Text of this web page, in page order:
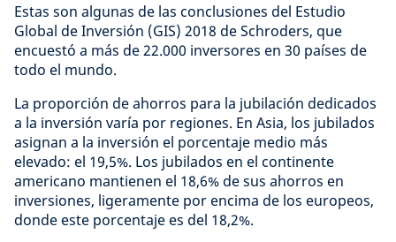
Estas son algunas de las conclusiones del Estudio
Global de Inversión (GIS) 2018 de Schroders, que
encuestó a más de 22.000 inversores en 30 países de
todo el mundo.
La proporción de ahorros para la jubilación dedicados
a la inversión varía por regiones. En Asia, los jubilados
asignan a la inversión el porcentaje medio más
elevado: el 19,5%. Los jubilados en el continente
americano mantienen el 18,6% de sus ahorros en
inversiones, ligeramente por encima de los europeos,
donde este porcentaje es del 18,2%.